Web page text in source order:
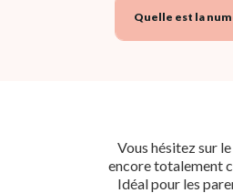
Quelle est la
Vous hésitez sur
encore totalement
Idéal pour les